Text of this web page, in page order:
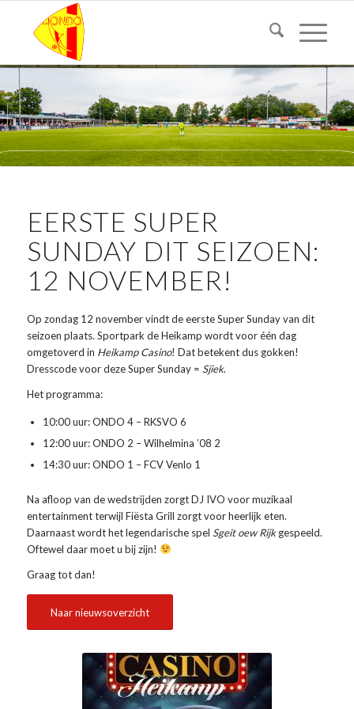
EERSTE SUPER
SUNDAY DIT SEIZOEN:
12 NOVEMBER!
Op zondag 12 november vindt de eerste Super Sunday van dit
seizoen plaats. Sportpark de Heikamp wordt voor één dag
omgetoverd in Heikamp Casino! Dat betekent dus gokken!
Dresscode voor deze Super Sunday = Sjiek.
Het programma:
10:00 uur: ONDO 4 – RKSVO 6
12:00 uur: ONDO 2 – Wilhelmina ’08 2
14:30 uur: ONDO 1 – FCV Venlo 1
Na afloop van de wedstrijden zorgt DJ IVO voor muzikaal
entertainment terwijl Fiësta Grill zorgt voor heerlijk eten.
Daarnaast wordt het legendarische spel Sgeit oew Rijkgespeeld.
Oftewel daar moet u bij zijn!
Graag tot dan!
Naar nieuwsoverzicht